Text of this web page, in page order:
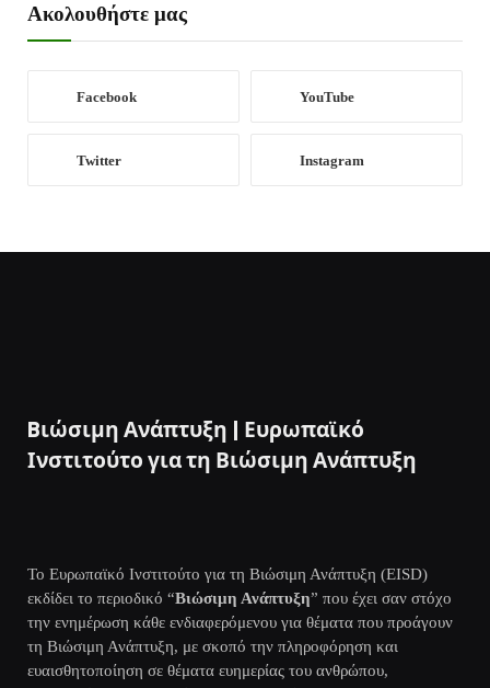
Ακολουθήστε μας
Facebook YouTube
Twitter Instagram
Bιώσιμη Ανάπτυξη | Ευρωπαϊκό
Ινστιτούτο για τη Βιώσιμη Ανάπτυξη
Το Ευρωπαϊκό Ινστιτούτο για τη Βιώσιμη Ανάπτυξη (EISD)
εκδίδει το περιοδικό “Βιώσιμη Ανάπτυξη” που έχει σαν στόχο
την ενημέρωση κάθε ενδιαφερόμενου για θέματα που προάγουν
τη Βιώσιμη Ανάπτυξη, με σκοπό την πληροφόρηση και
ευαισθητοποίηση σε θέματα ευημερίας του ανθρώπου,